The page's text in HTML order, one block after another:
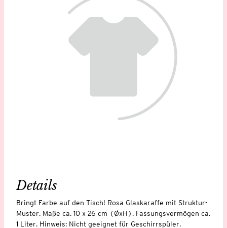
Details
Bringt Farbe auf den Tisch! Rosa Glaskaraffe mit Struktur-
Muster. Maße ca. 10 x 26 cm (ØxH). Fassungsvermögen ca.
1 Liter. Hinweis: Nicht geeignet für Geschirrspüler,